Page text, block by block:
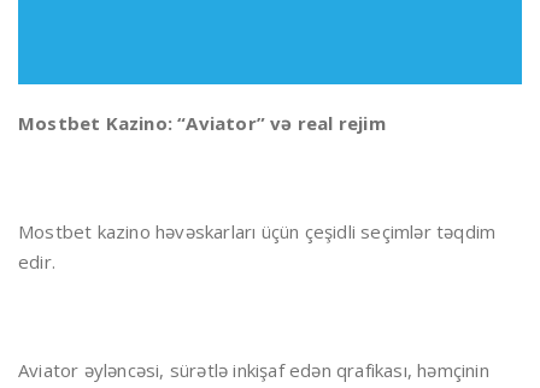
Mostbet Kazino: “Aviator” və real rejim
Mostbet kazino həvəskarları üçün çeşidli seçimlər təqdim
edir.
Aviator əyləncəsi, sürətlə inkişaf edən qrafikası, həmçinin